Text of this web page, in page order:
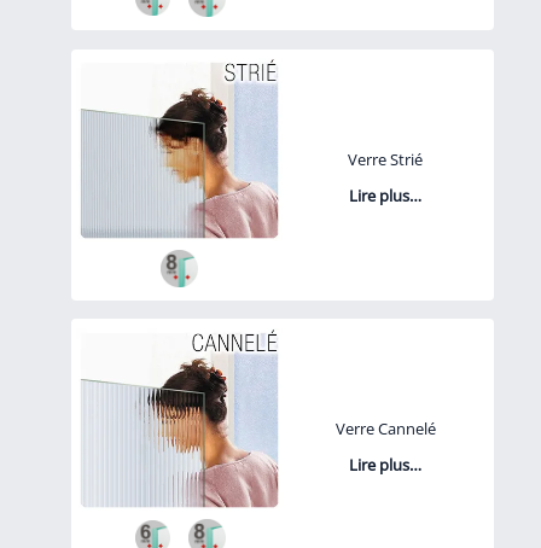
Verre Strié
Lire plus…
Verre Cannelé
Lire plus…